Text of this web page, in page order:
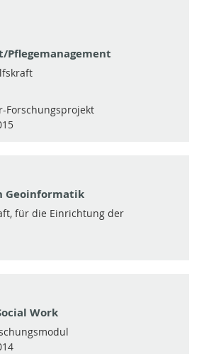
Pflegemanagement
Forschungsprojekt
Geoinformatik
für die Einrichtung der
Work